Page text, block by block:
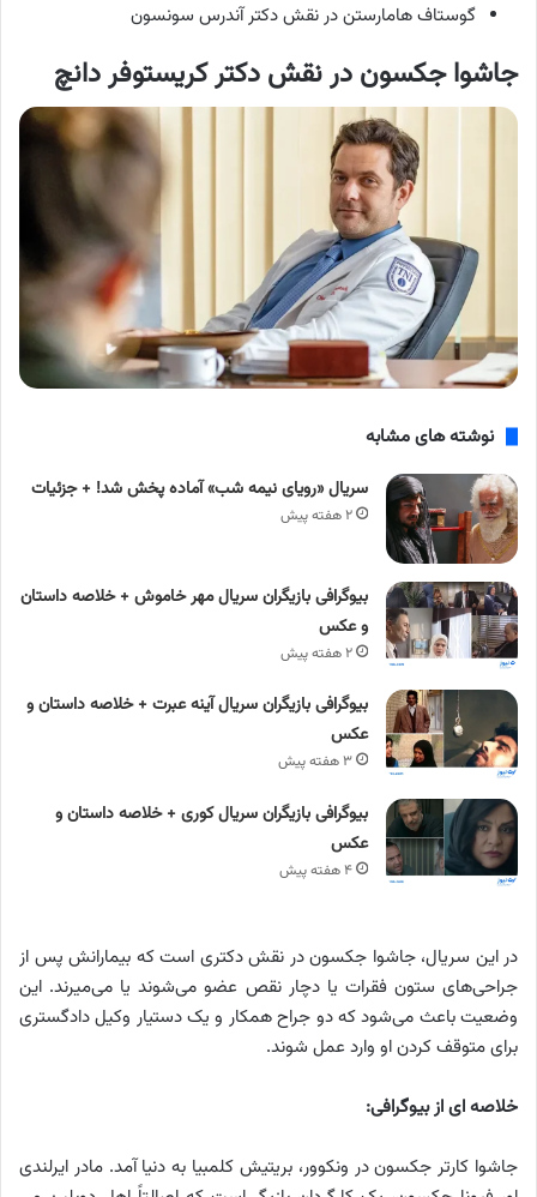
گوستاف هامارستن در نقش دکتر آندرس سونسون
جاشوا جکسون در نقش دکتر کریستوفر دانچ
نوشته های مشابه
سریال «رویای نیمه شب» آماده پخش شد! + جزئیات
۲ هفته پیش
بیوگرافی بازیگران سریال مهر خاموش + خلاصه داستان
و عکس
۲ هفته پیش
بیوگرافی بازیگران سریال آینه عبرت + خلاصه داستان و
عکس
۳ هفته پیش
بیوگرافی بازیگران سریال کوری + خلاصه داستان و
عکس
۴ هفته پیش
در این سریال، جاشوا جکسون در نقش دکتری است که بیمارانش پس از
جراحی‌های ستون فقرات یا دچار نقص عضو می‌شوند یا می‌میرند. این
وضعیت باعث می‌شود که دو جراح همکار و یک دستیار وکیل دادگستری
برای متوقف کردن او وارد عمل شوند.
خلاصه ای از بیوگرافی:
جاشوا کارتر جکسون در ونکوور، بریتیش کلمبیا به دنیا آمد. مادر ایرلندی